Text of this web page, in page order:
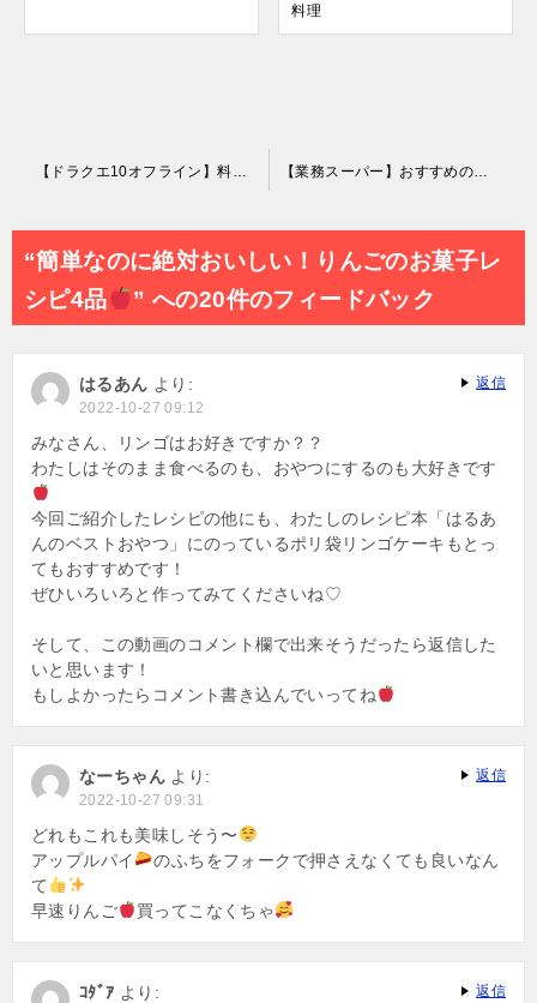
料理
ゲ
シ
ン
【ドラクエ10オフライン】料理レシピに欠かせない『しもふりミート』を集めよう！ 【業務スーパー】おすすめの冷凍野菜10選！上手に活用♪時短で便利/保存レシピ付
“簡単なのに絶対おいしい！りんごのお菓子レ
シピ4品
” への20件のフィードバック
はるあん より:
2022-10-27 09:12
みなさん、リンゴはお好きですか？？
わたしはそのまま食べるのも、おやつにするのも大好きです
今回ご紹介したレシピの他にも、わたしのレシピ本「はるあ
んのベストおやつ」にのっているポリ袋リンゴケーキもとっ
てもおすすめです！
ぜひいろいろと作ってみてくださいね♡
そして、この動画のコメント欄で出来そうだったら返信した
いと思います！
もしよかったらコメント書き込んでいってね
返信
なーちゃん より:
2022-10-27 09:31
どれもこれも美味しそう〜
アップルパイ
のふちをフォークで押さえなくても良いなん
て
早速りんご
買ってこなくちゃ
返信
ｺﾀﾞｱ より: 返信